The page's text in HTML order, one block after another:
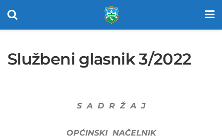
Službeni glasnik 3/2022
S A D R Ž A J
OPĆINSKI NAČELNIK